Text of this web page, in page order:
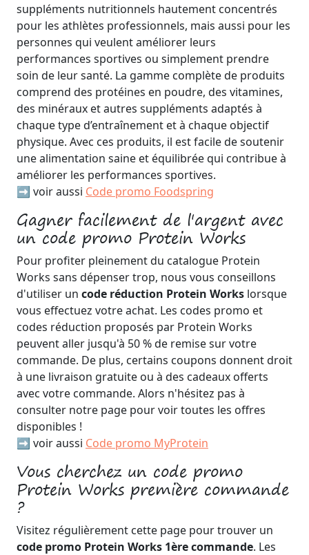
suppléments nutritionnels hautement concentrés
pour les athlètes professionnels, mais aussi pour les
personnes qui veulent améliorer leurs
performances sportives ou simplement prendre
soin de leur santé. La gamme complète de produits
comprend des protéines en poudre, des vitamines,
des minéraux et autres suppléments adaptés à
chaque type d’entraînement et à chaque objectif
physique. Avec ces produits, il est facile de soutenir
une alimentation saine et équilibrée qui contribue à
améliorer les performances sportives.
➡️ voir aussi Code promo Foodspring
Gagner facilement de l'argent avec
un code promo Protein Works
Pour profiter pleinement du catalogue Protein
Works sans dépenser trop, nous vous conseillons
d'utiliser un code réduction Protein Works lorsque
vous effectuez votre achat. Les codes promo et
codes réduction proposés par Protein Works
peuvent aller jusqu'à 50 % de remise sur votre
commande. De plus, certains coupons donnent droit
à une livraison gratuite ou à des cadeaux offerts
avec votre commande. Alors n'hésitez pas à
consulter notre page pour voir toutes les offres
disponibles !
➡️ voir aussi Code promo MyProtein
Vous cherchez un code promo
Protein Works première commande
?
Visitez régulièrement cette page pour trouver un
code promo Protein Works 1ère commande. Les